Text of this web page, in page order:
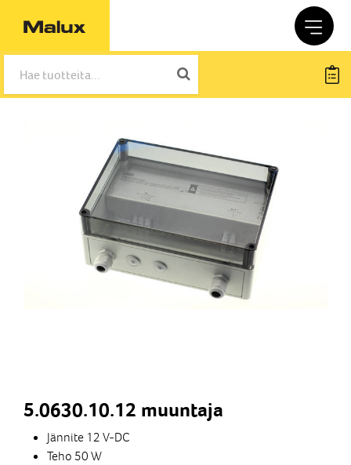
5.0630.10.12 muuntaja
Jännite 12 V-DC
Teho 50 W